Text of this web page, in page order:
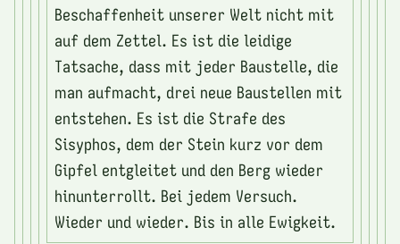
Beschaffenheit unserer Welt nicht mit
auf dem Zettel. Es ist die leidige
Tatsache, dass mit jeder Baustelle, die
man aufmacht, drei neue Baustellen mit
entstehen. Es ist die Strafe des
Sisyphos, dem der Stein kurz vor dem
Gipfel entgleitet und den Berg wieder
hinunterrollt. Bei jedem Versuch.
Wieder und wieder. Bis in alle Ewigkeit.